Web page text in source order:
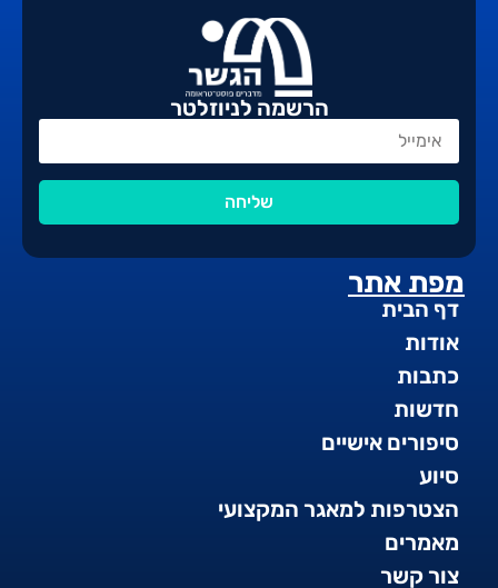
מפת אתר
דף הבית
אודות
כתבות
חדשות
סיפורים אישיים
סיוע
הצטרפות למאגר המקצועי
מאמרים
צור קשר
הרשמה לניוזלטר
שליחה